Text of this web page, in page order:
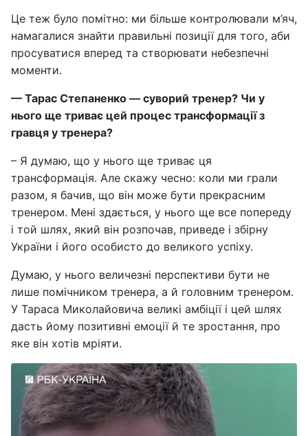
Це теж було помітно: ми більше контролювали м’яч,
намагалися знайти правильні позиції для того, аби
просуватися вперед та створювати небезпечні
моменти.
— Тарас Степаненко — суворий тренер? Чи у
нього ще триває цей процес трансформації з
гравця у тренера?
– Я думаю, що у нього ще триває ця
трансформація. Але скажу чесно: коли ми грали
разом, я бачив, що він може бути прекрасним
тренером. Мені здається, у нього ще все попереду
і той шлях, який він розпочав, приведе і збірну
України і його особисто до великого успіху.
Думаю, у нього величезні перспективи бути не
лише помічником тренера, а й головним тренером.
У Тараса Миколайовича великі амбіції і цей шлях
дасть йому позитивні емоції й те зростання, про
яке він хотів мріяти.